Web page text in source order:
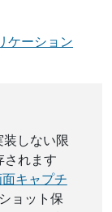
ケーション
しない限
されます
キャプチ
ョット保